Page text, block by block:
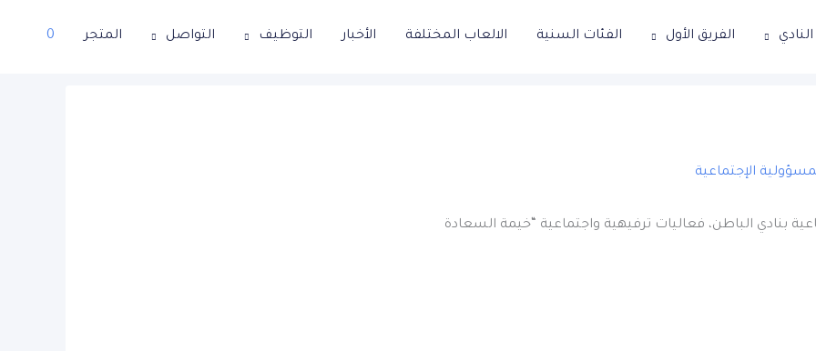
الفريق الأول الفئات السنية الالعاب المختلفة الأخبار التوظيف التواصل المتجر 0
الإجتماعية
بنادي الباطن، فعاليات ترفيهية واجتماعية “خيمة السعادة